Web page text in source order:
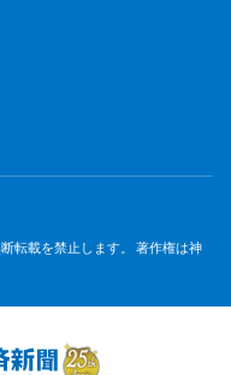
転載を禁止します。 著作権は神